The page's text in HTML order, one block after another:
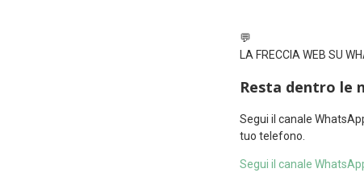
💬
LA FRECCIA WEB SU
Resta dentro le
Segui il canale
tuo telefono.
Segui il canale